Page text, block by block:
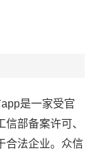
是一家受官
部备案许可、
合法企业。众信